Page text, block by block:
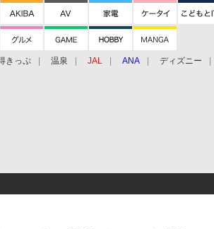
きっぷ 温泉 JAL ANA ディズニー